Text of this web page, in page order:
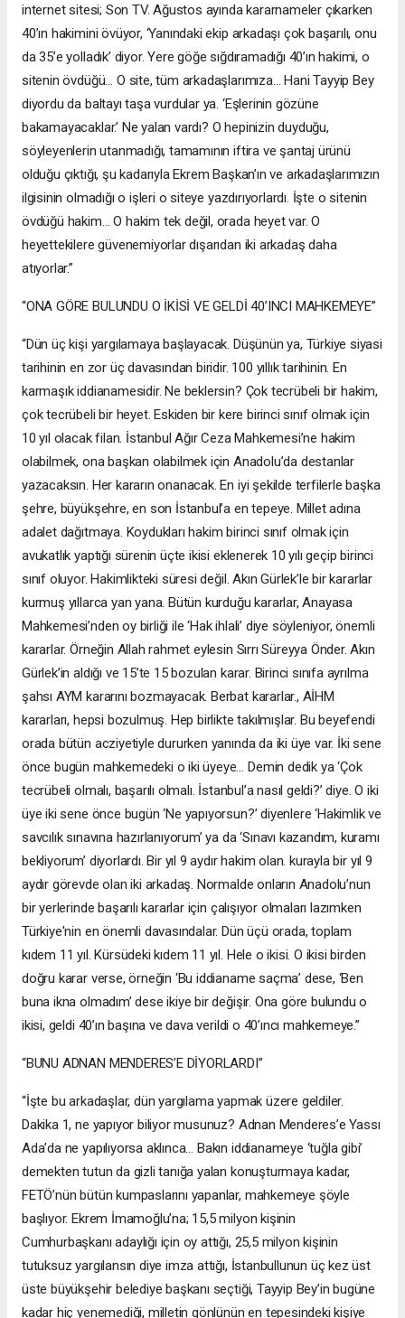
internet sitesi; Son TV. Ağustos ayında kararnameler çıkarken
40’ın hakimini övüyor, ‘Yanındaki ekip arkadaşı çok başarılı, onu
da 35’e yolladık’ diyor. Yere göğe sığdıramadığı 40’ın hakimi, o
sitenin övdüğü… O site, tüm arkadaşlarımıza… Hani Tayyip Bey
diyordu da baltayı taşa vurdular ya. ‘Eşlerinin gözüne
bakamayacaklar.’ Ne yalan vardı? O hepinizin duyduğu,
söyleyenlerin utanmadığı, tamamının iftira ve şantaj ürünü
olduğu çıktığı, şu kadarıyla Ekrem Başkan’ın ve arkadaşlarımızın
ilgisinin olmadığı o işleri o siteye yazdırıyorlardı. İşte o sitenin
övdüğü hakim… O hakim tek değil, orada heyet var. O
heyettekilere güvenemiyorlar dışarıdan iki arkadaş daha
atıyorlar.”
“ONA GÖRE BULUNDU O İKİSİ VE GELDİ 40’INCI MAHKEMEYE”
“Dün üç kişi yargılamaya başlayacak. Düşünün ya, Türkiye siyasi
tarihinin en zor üç davasından biridir. 100 yıllık tarihinin. En
karmaşık iddianamesidir. Ne beklersin? Çok tecrübeli bir hakim,
çok tecrübeli bir heyet. Eskiden bir kere birinci sınıf olmak için
10 yıl olacak filan. İstanbul Ağır Ceza Mahkemesi’ne hakim
olabilmek, ona başkan olabilmek için Anadolu’da destanlar
yazacaksın. Her kararın onanacak. En iyi şekilde terfilerle başka
şehre, büyükşehre, en son İstanbul’a en tepeye. Millet adına
adalet dağıtmaya. Koydukları hakim birinci sınıf olmak için
avukatlık yaptığı sürenin üçte ikisi eklenerek 10 yılı geçip birinci
sınıf oluyor. Hakimlikteki süresi değil. Akın Gürlek’le bir kararlar
kurmuş yıllarca yan yana. Bütün kurduğu kararlar, Anayasa
Mahkemesi’nden oy birliği ile ‘Hak ihlali’ diye söyleniyor, önemli
kararlar. Örneğin Allah rahmet eylesin Sırrı Süreyya Önder. Akın
Gürlek’in aldığı ve 15’te 15 bozulan karar. Birinci sınıfa ayrılma
şahsı AYM kararını bozmayacak. Berbat kararlar., AİHM
kararları, hepsi bozulmuş. Hep birlikte takılmışlar. Bu beyefendi
orada bütün acziyetiyle dururken yanında da iki üye var. İki sene
önce bugün mahkemedeki o iki üyeye… Demin dedik ya ‘Çok
tecrübeli olmalı, başarılı olmalı. İstanbul’a nasıl geldi?’ diye. O iki
üye iki sene önce bugün ‘Ne yapıyorsun?’ diyenlere ‘Hakimlik ve
savcılık sınavına hazırlanıyorum’ ya da ‘Sınavı kazandım, kuramı
bekliyorum’ diyorlardı. Bir yıl 9 aydır hakim olan. kurayla bir yıl 9
aydır görevde olan iki arkadaş. Normalde onların Anadolu’nun
bir yerlerinde başarılı kararlar için çalışıyor olmaları lazımken
Türkiye'nin en önemli davasındalar. Dün üçü orada, toplam
kıdem 11 yıl. Kürsüdeki kıdem 11 yıl. Hele o ikisi. O ikisi birden
doğru karar verse, örneğin ‘Bu iddianame saçma’ dese, ‘Ben
buna ikna olmadım’ dese ikiye bir değişir. Ona göre bulundu o
ikisi, geldi 40’ın başına ve dava verildi o 40’ıncı mahkemeye.”
“BUNU ADNAN MENDERES’E DİYORLARDI”
“İşte bu arkadaşlar, dün yargılama yapmak üzere geldiler.
Dakika 1, ne yapıyor biliyor musunuz? Adnan Menderes’e Yassı
Ada’da ne yapılıyorsa aklınca… Bakın iddianameye ‘tuğla gibi’
demekten tutun da gizli tanığa yalan konuşturmaya kadar,
FETÖ’nün bütün kumpaslarını yapanlar, mahkemeye şöyle
başlıyor. Ekrem İmamoğlu’na; 15,5 milyon kişinin
Cumhurbaşkanı adaylığı için oy attığı, 25,5 milyon kişinin
tutuksuz yargılansın diye imza attığı, İstanbullunun üç kez üst
üste büyükşehir belediye başkanı seçtiği, Tayyip Bey’in bugüne
kadar hiç yenemediği, milletin gönlünün en tepesindeki kişiye